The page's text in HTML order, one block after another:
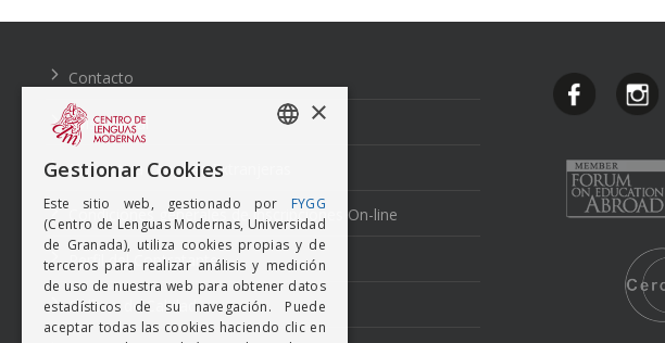
de
Contacto
Aviso Legal
Normativa Lenguas Extranjeras
Condiciones generales de inscripciones On-line
Perfil del Contratante
Política de Calidad
×
Gestionar Cookies
Este sitio web, gestionado por FYGG
(Centro de Lenguas Modernas, Universidad
de Granada), utiliza cookies propias y de
terceros para realizar análisis y medición
de uso de nuestra web para obtener datos
estadísticos de su navegación. Puede
aceptar todas las cookies haciendo clic en